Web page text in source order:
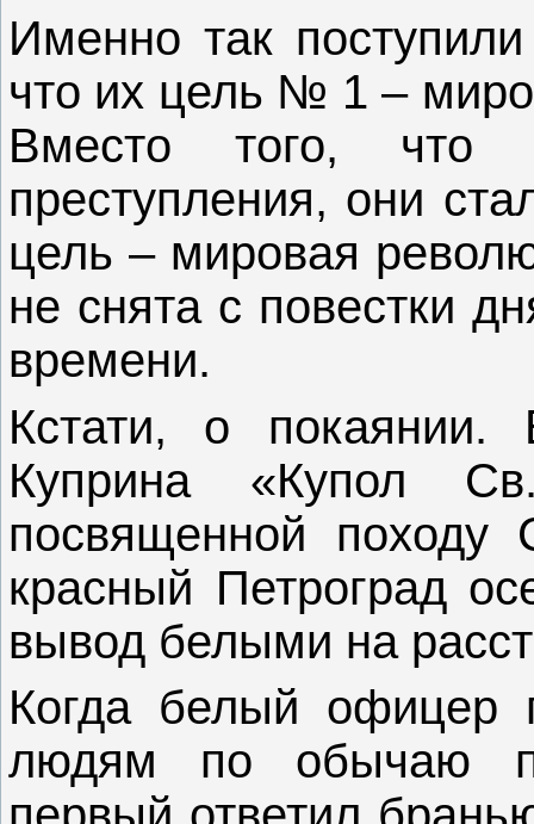
Именно так
что их цель № 1 –
Вместо того, что
преступления, они
цель – мировая
не снята с повестки
времени.
Кстати, о
Куприна «Купол
посвященной походу
красный Петроград
вывод белыми на
Когда белый офицер
людям по обычаю